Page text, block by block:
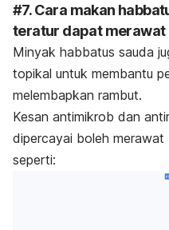
#7. Cara makan
teratur dapat merawat
Minyak habbatus sauda
topikal untuk membantu
melembapkan rambut.
Kesan antimikrob dan
dipercayai boleh
seperti: